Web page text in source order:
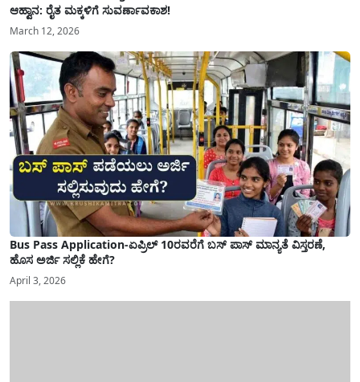
ಆಹ್ವಾನ: ರೈತ ಮಕ್ಕಳಿಗೆ ಸುವರ್ಣಾವಕಾಶ!
March 12, 2026
Bus Pass Application-ಏಪ್ರಿಲ್ 10ರವರೆಗೆ ಬಸ್ ಪಾಸ್ ಮಾನ್ಯತೆ ವಿಸ್ತರಣೆ,
ಹೊಸ ಅರ್ಜಿ ಸಲ್ಲಿಕೆ ಹೇಗೆ?
April 3, 2026